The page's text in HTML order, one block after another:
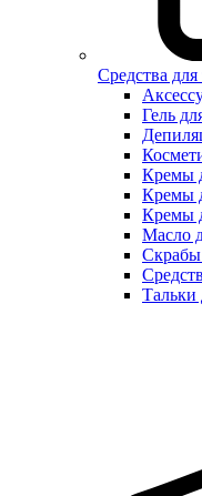
Средства для
Гель
Кремы
Кремы
Кремы
Масло
Скрабы
Тальки